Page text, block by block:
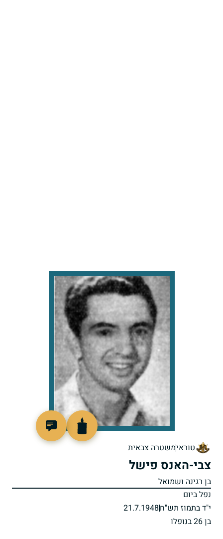
טוראימשטרה צבאית
צבי-האנס פישל
בן רגינה ושמואל
נפל ביום
י"ד בתמוז תש"ח21.7.1948
בן 26 בנופלו